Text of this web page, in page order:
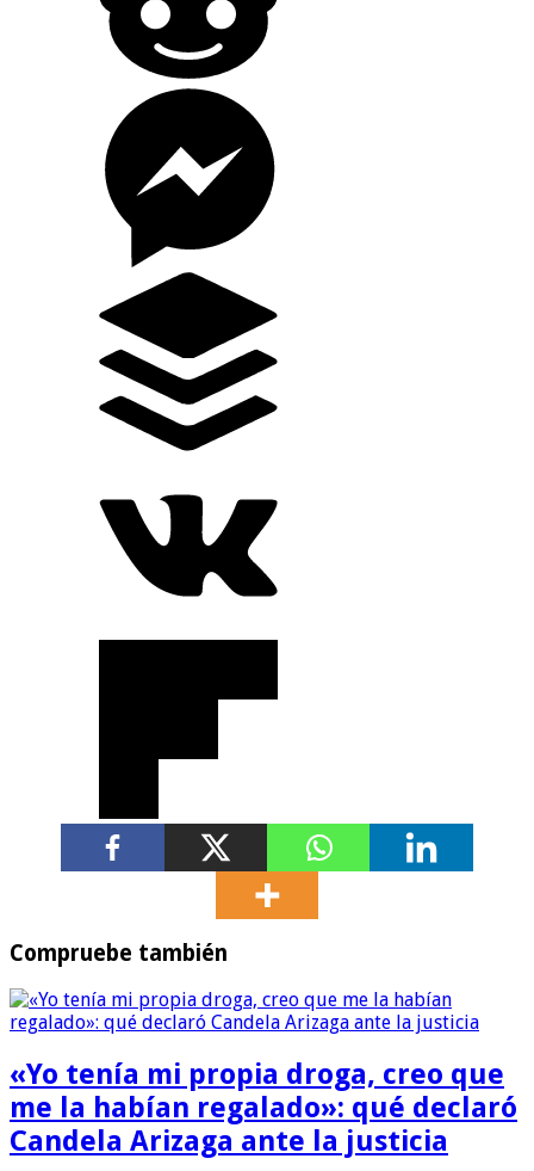
Compruebe también
«Yo tenía mi propia droga, creo que
me la habían regalado»: qué declaró
Candela Arizaga ante la justicia